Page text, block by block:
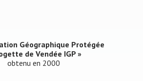
Géographique Protégée
de Vendée IGP »
obtenu en 2000